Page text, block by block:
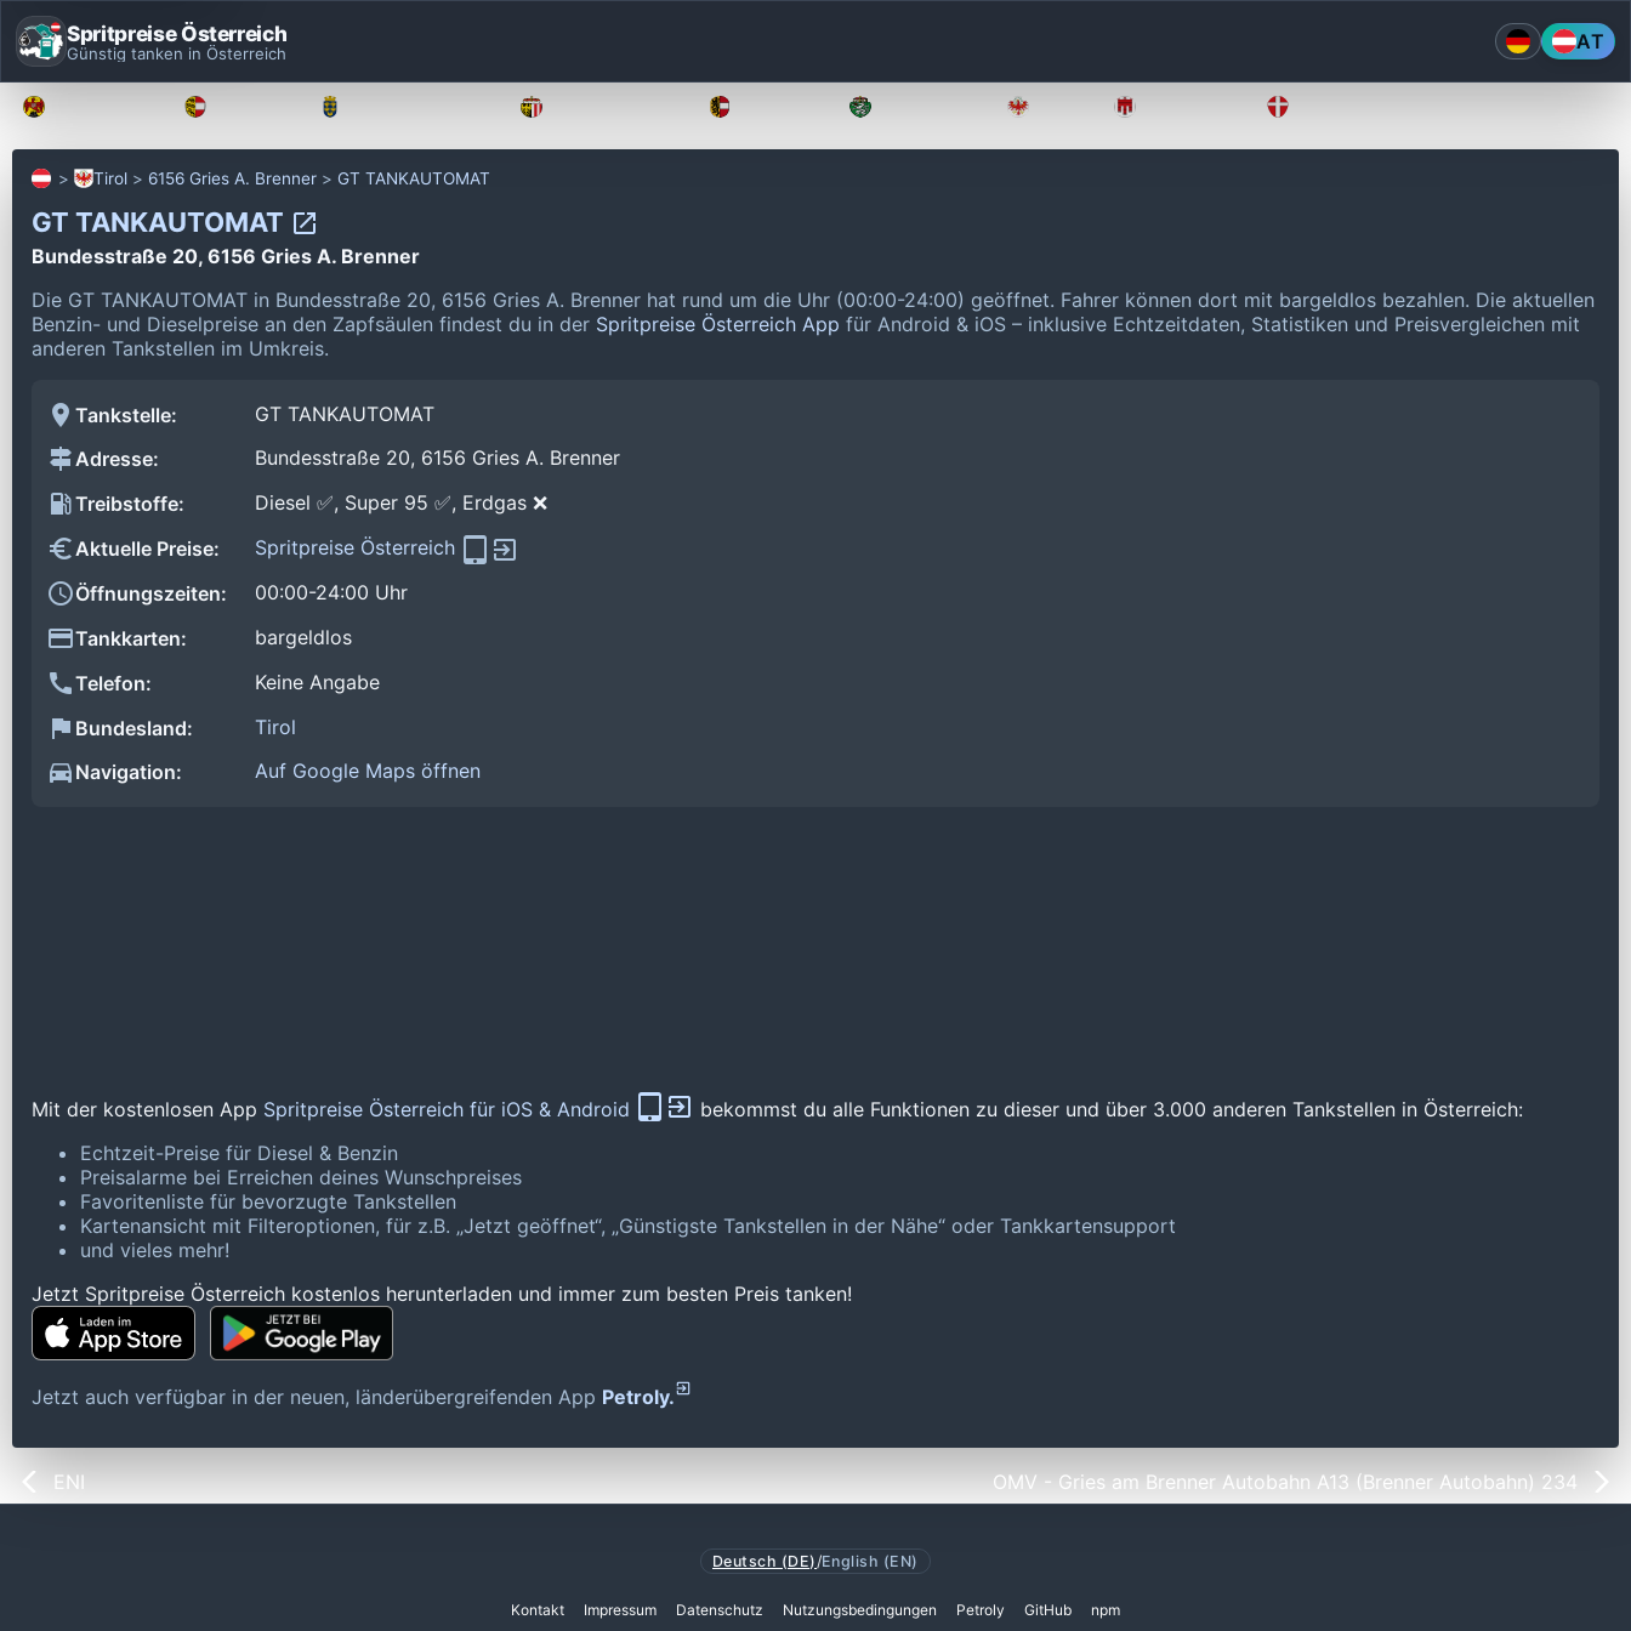
Spritpreise Österreich
Günstig tanken in Österreich AT
Tirol 6156 Gries A. Brenner GT TANKAUTOMAT
GT TANKAUTOMAT
Bundesstraße 20, 6156 Gries A. Brenner
Die GT TANKAUTOMAT in Bundesstraße 20, 6156 Gries A. Brenner hat rund um die Uhr (00:00-24:00) geöffnet. Fahrer können dort mit bargeldlos bezahlen. Die aktuellen
Benzin- und Dieselpreise an den Zapfsäulen findest du in der Spritpreise Österreich App für Android & iOS – inklusive Echtzeitdaten, Statistiken und Preisvergleichen mit
anderen Tankstellen im Umkreis.
Tankstelle:
GT TANKAUTOMAT
Adresse:
Bundesstraße 20, 6156 Gries A. Brenner
Treibstoffe:
Diesel ✅, Super 95 ✅, Erdgas ❌
Aktuelle Preise:
Spritpreise Österreich
Öffnungszeiten:
00:00-24:00 Uhr
Tankkarten:
bargeldlos
Telefon:
Keine Angabe
Bundesland:
Tirol
Navigation:
Auf Google Maps öffnen
Mit der kostenlosen App Spritpreise Österreich für iOS & Android
bekommst du alle Funktionen zu dieser und über 3.000 anderen Tankstellen in Österreich:
Echtzeit-Preise für Diesel & Benzin
Preisalarme bei Erreichen deines Wunschpreises
Favoritenliste für bevorzugte Tankstellen
Kartenansicht mit Filteroptionen, für z.B. „Jetzt geöffnet“, „Günstigste Tankstellen in der Nähe“ oder Tankkartensupport
und vieles mehr!
Jetzt Spritpreise Österreich kostenlos herunterladen und immer zum besten Preis tanken!
Jetzt auch verfügbar in der neuen, länderübergreifenden App Petroly.
ENI OMV - Gries am Brenner Autobahn A13 (Brenner Autobahn) 234
Deutsch (DE) /English (EN)
Kontakt Impressum Datenschutz Nutzungsbedingungen Petroly GitHub npm